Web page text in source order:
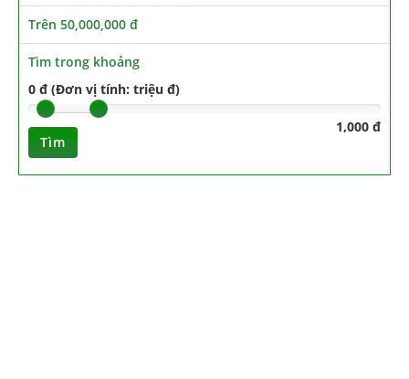
Trên 50,000,000 đ
Tìm trong khoảng
0 đ (Đơn vị tính: triệu đ)
1,000 đ
Tìm